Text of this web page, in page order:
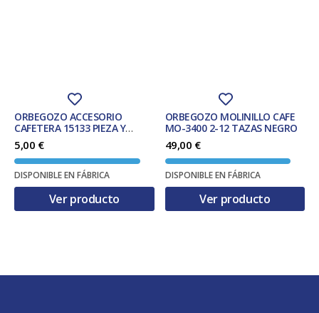
ORBEGOZO ACCESORIO
CAFETERA 15133 PIEZA Y
ACCESORIO PARA CAFETERA
5,00 €
DISPONIBLE EN FÁBRICA
Ver producto
ORBEGOZO MOLINILLO CAFE
MO-3400 2-12 TAZAS NEGRO
49,00 €
DISPONIBLE EN FÁBRICA
Ver producto